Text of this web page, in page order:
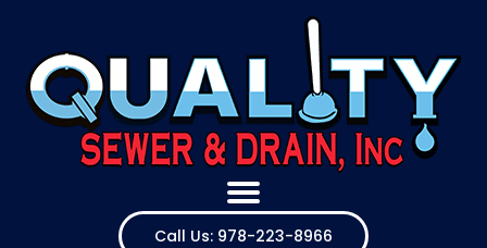
Call Us: 978-223-8966